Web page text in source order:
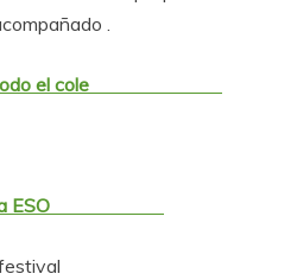
.
el cole
de la ESO